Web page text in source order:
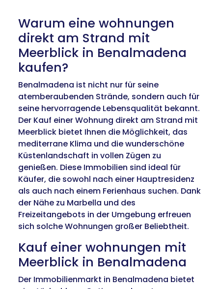
Warum eine wohnungen
direkt am Strand mit
Meerblick in Benalmadena
kaufen?
Benalmadena ist nicht nur für seine
atemberaubenden Strände, sondern auch für
seine hervorragende Lebensqualität bekannt.
Der Kauf einer Wohnung direkt am Strand mit
Meerblick bietet Ihnen die Möglichkeit, das
mediterrane Klima und die wunderschöne
Küstenlandschaft in vollen Zügen zu
genießen. Diese Immobilien sind ideal für
Käufer, die sowohl nach einer Hauptresidenz
als auch nach einem Ferienhaus suchen. Dank
der Nähe zu Marbella und des
Freizeitangebots in der Umgebung erfreuen
sich solche Wohnungen großer Beliebtheit.
Kauf einer wohnungen mit
Meerblick in Benalmadena
Der Immobilienmarkt in Benalmadena bietet